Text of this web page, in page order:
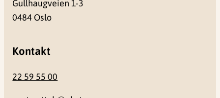
Gullhaugveien 1-3
0484 Oslo
Kontakt
22 59 55 00